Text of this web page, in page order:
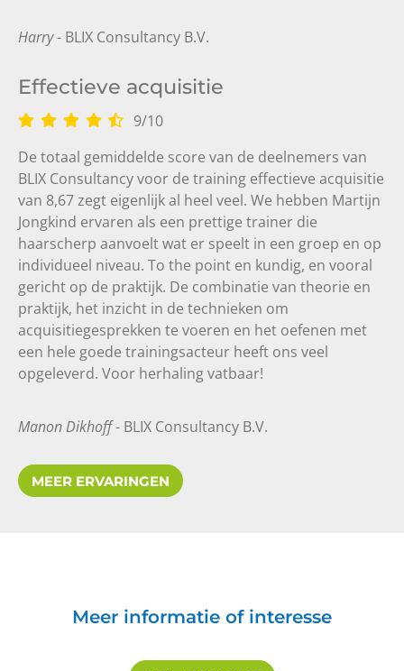
Harry- BLIX Consultancy B.V.
Effectieve acquisitie
9/10
De totaal gemiddelde score van de deelnemers van
BLIX Consultancy voor de training effectieve acquisitie
van 8,67 zegt eigenlijk al heel veel. We hebben Martijn
Jongkind ervaren als een prettige trainer die
haarscherp aanvoelt wat er speelt in een groep en op
individueel niveau. To the point en kundig, en vooral
gericht op de praktijk. De combinatie van theorie en
praktijk, het inzicht in de technieken om
acquisitiegesprekken te voeren en het oefenen met
een hele goede trainingsacteur heeft ons veel
opgeleverd. Voor herhaling vatbaar!
Manon Dikhoff- BLIX Consultancy B.V.
MEER ERVARINGEN
Meer informatie of interesse